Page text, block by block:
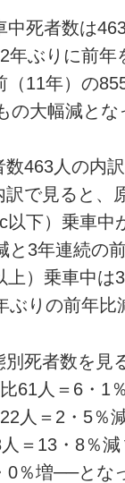
中死者数は
年ぶりに前年
（11年）の
の大幅減とな
463人の内
で見ると、
以下）乗車中
と3年連続の
）乗車中は
ぶりの前年比
別死者数を見
61人＝6・1
人＝2・5％
＝13・8％
0％増──とな